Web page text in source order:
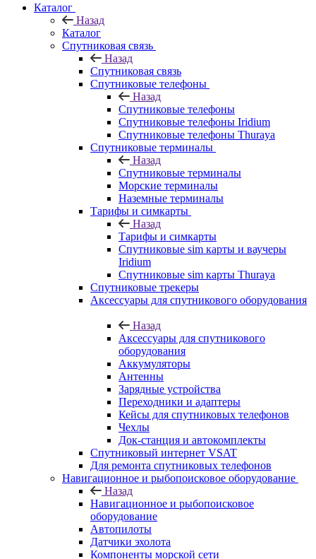
Каталог
Назад
Каталог
Спутниковая связь
Назад
Спутниковая связь
Спутниковые телефоны
Назад
Спутниковые телефоны
Спутниковые телефоны Iridium
Спутниковые телефоны Thuraya
Спутниковые терминалы
Назад
Спутниковые терминалы
Морские терминалы
Наземные терминалы
Тарифы и симкарты
Назад
Тарифы и симкарты
Спутниковые sim карты и ваучеры
Iridium
Спутниковые sim карты Thuraya
Спутниковые трекеры
Аксессуары для спутникового оборудования
Назад
Аксессуары для спутникового
оборудования
Аккумуляторы
Антенны
Зарядные устройства
Переходники и адаптеры
Кейсы для спутниковых телефонов
Чехлы
Док-станция и автокомплекты
Спутниковый интернет VSAT
Для ремонта спутниковых телефонов
Навигационное и рыбопоисковое оборудование
Назад
Навигационное и рыбопоисковое
оборудование
Автопилоты
Датчики эхолота
Компоненты морской сети